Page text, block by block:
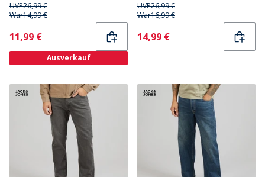
UVP26,99 €
War14,99 €
Current
11,99 €
Ausverkauf
UVP26,99 €
War16,99 €
Current
14,99 €